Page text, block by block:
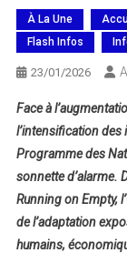
À La Une
Flash Infos
23/01/2026
Face à
l’intensification des
Programme des
sonnette d’alarme.
Running on Empty,
de l’adaptation
humains,